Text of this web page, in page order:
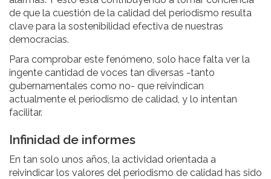
de que la cuestión de la calidad del periodismo resulta
clave para la sostenibilidad efectiva de nuestras
democracias.
Para comprobar este fenómeno, solo hace falta ver la
ingente cantidad de voces tan diversas -tanto
gubernamentales como no- que reivindican
actualmente el periodismo de calidad, y lo intentan
facilitar.
Infinidad de informes
En tan solo unos años, la actividad orientada a
reivindicar los valores del periodismo de calidad has sido